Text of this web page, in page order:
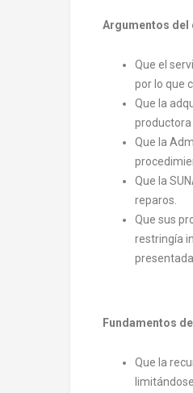
Argumentos del
Que el
por lo que
Que la
productora
Que la
Que la
reparos.
Que sus
restringía
Fundamentos
Que la